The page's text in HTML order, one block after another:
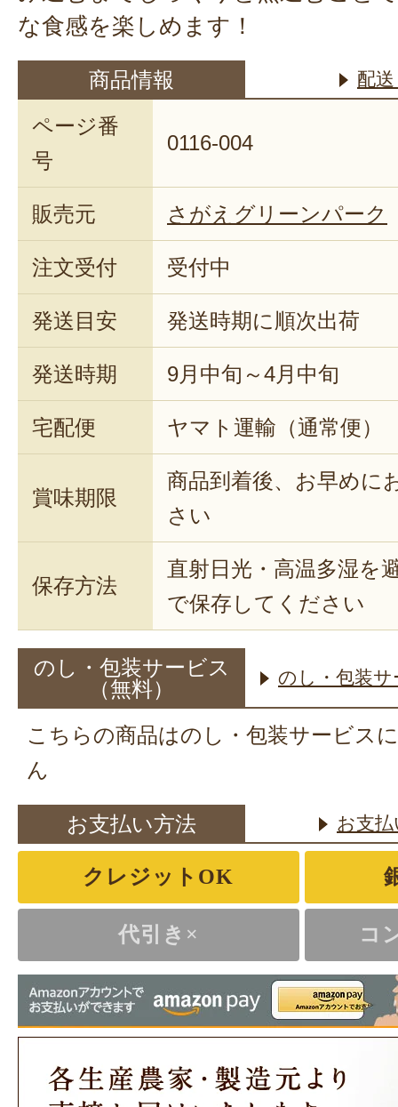
な食感を楽しめます！
商品情報 配
ページ番
号
0116-004
販売元 さがえグリーンパーク
注文受付 受付中
発送目安 発送時期に順次出荷
発送時期 9月中旬～4月中旬
宅配便 ヤマト運輸（通常便）
賞味期限
商品到着後、お早めに
さい
保存方法
直射日光・高温多湿を
で保存してください
のし・包装サービス
（無料）
のし・包装
こちらの商品はのし・包装サービス
ん
お支払い方法 お支
クレジットOK
代引き× コ